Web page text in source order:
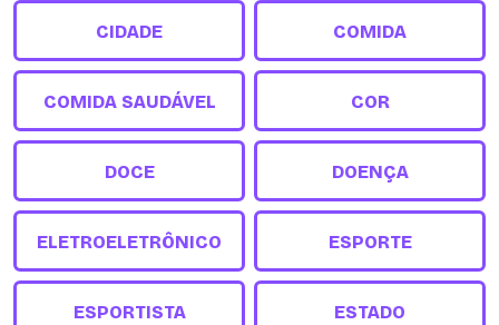
CIDADE COMIDA
COMIDA SAUDÁVEL COR
DOCE DOENÇA
ELETROELETRÔNICO ESPORTE
ESPORTISTA ESTADO